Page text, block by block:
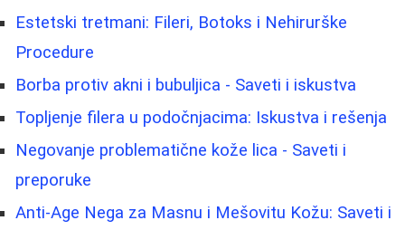
Estetski tretmani: Fileri, Botoks i Nehirurške
Procedure
Borba protiv akni i bubuljica - Saveti i iskustva
Topljenje filera u podočnjacima: Iskustva i rešenja
Negovanje problematične kože lica - Saveti i
preporuke
Anti-Age Nega za Masnu i Mešovitu Kožu: Saveti i